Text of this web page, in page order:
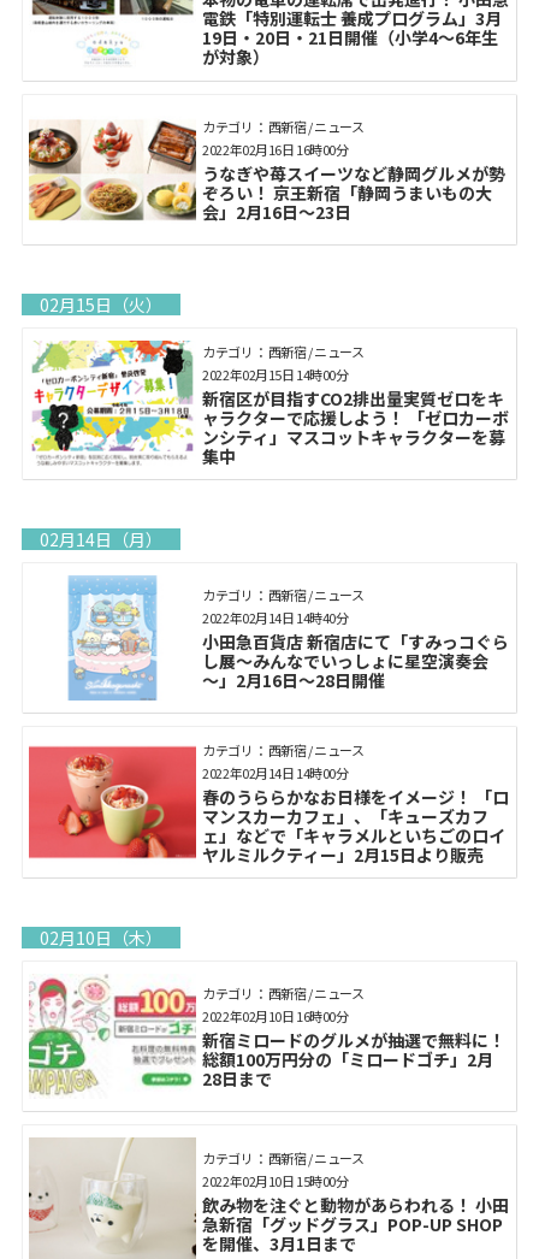
電鉄「特別運転士 養成プログラム」3月
19日・20日・21日開催（小学4～6年生
が対象）
カテゴリ： 西新宿 / ニュース
うなぎや苺スイーツなど静岡グルメが勢
ぞろい！ 京王新宿「静岡うまいもの大
会」2月16日～23日
2022年02月16日 16時00分
02月15日（火）
カテゴリ： 西新宿 / ニュース
新宿区が目指すCO2排出量実質ゼロをキ
ャラクターで応援しよう！ 「ゼロカーボ
ンシティ」マスコットキャラクターを募
集中
2022年02月15日 14時00分
02月14日（月）
カテゴリ： 西新宿 / ニュース
小田急百貨店 新宿店にて「すみっコぐら
し展～みんなでいっしょに星空演奏会
～」2月16日～28日開催
2022年02月14日 14時40分
カテゴリ： 西新宿 / ニュース
春のうららかなお日様をイメージ！ 「ロ
マンスカーカフェ」、「キューズカフ
ェ」などで「キャラメルといちごのロイ
ヤルミルクティー」2月15日より販売
2022年02月14日 14時00分
02月10日（木）
カテゴリ： 西新宿 / ニュース
新宿ミロードのグルメが抽選で無料に！
総額100万円分の「ミロードゴチ」2月
28日まで
2022年02月10日 16時00分
カテゴリ： 西新宿 / ニュース
飲み物を注ぐと動物があらわれる！ 小田
急新宿「グッドグラス」POP-UP SHOP
を開催、3月1日まで
2022年02月10日 15時00分